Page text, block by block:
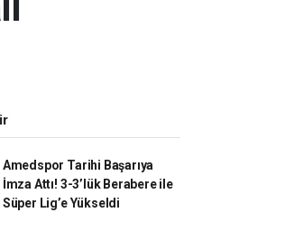
Amedspor Tarihi Başarıya
İmza Attı! 3-3’lük Berabere ile
Süper Lig’e Yükseldi